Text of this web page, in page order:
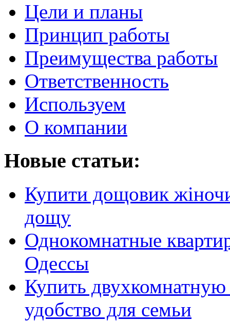
Цели и планы
Принцип работы
Преимущества работы
Ответственность
Используем
О компании
Новые статьи:
Купити дощовик
дощу
Однокомнатные
Одессы
Купить
удобство для семьи